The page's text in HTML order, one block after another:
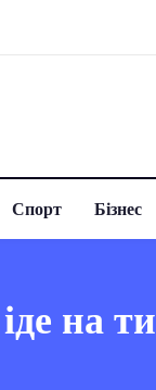
Спорт Бізнес
на